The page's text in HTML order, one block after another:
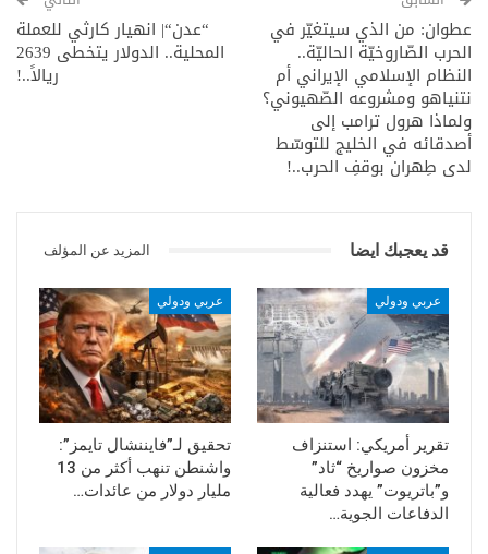
عطوان: من الذي سيتغيّر في
الحرب الصّاروخيّة الحاليّة..
النظام الإسلامي الإيراني أم
نتنياهو ومشروعه الصّهيوني؟
ولماذا هرول ترامب إلى
أصدقائه في الخليج للتوسّط
لدى طِهران بوقفِ الحرب..!
“عدن“| انهيار كارثي للعملة
المحلية.. الدولار يتخطى 2639
ريالاً..!
قد يعجبك ايضا المزيد عن المؤلف
عربي ودولي
تقرير أمريكي: استنزاف
مخزون صواريخ “ثاد”
و”باتريوت” يهدد فعالية
الدفاعات الجوية…
عربي ودولي
تحقيق لـ”فايننشال تايمز”:
واشنطن تنهب أكثر من 13
مليار دولار من عائدات…